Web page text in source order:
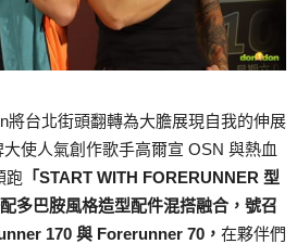
將台北街頭翻轉為大膽展現自我的伸展
使人氣創作歌手高爾宣 OSN 與熱血
跑 「START WITH FORERUNNER 型
多巴胺風格造型配件混搭融合，號召
170 與 Forerunner 70， 在夥伴們